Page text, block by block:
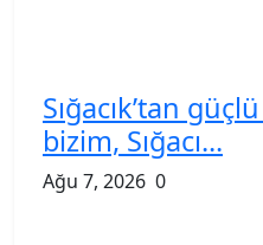
Sığacık’tan
bizim, Sığacı...
Ağu 7, 2026 0